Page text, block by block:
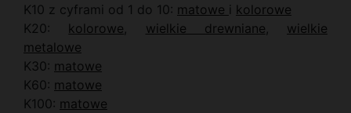
K10 z cyframi od 1 do 10: matowe i kolorowe
K20: kolorowe, wielkie drewniane, wielkie
metalowe
K30: matowe
K60: matowe
K100: matowe